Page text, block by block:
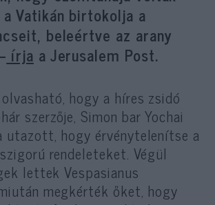
Vatikán birtokolja a
beleértve az arany
írja a Jerusalem Post.
hogy a híres zsidó
szerzője, Simon bar Yochai
utazott, hogy érvénytelenítse a
rendeleteket. Végül
lettek Vespasianus
megkérték őket, hogy